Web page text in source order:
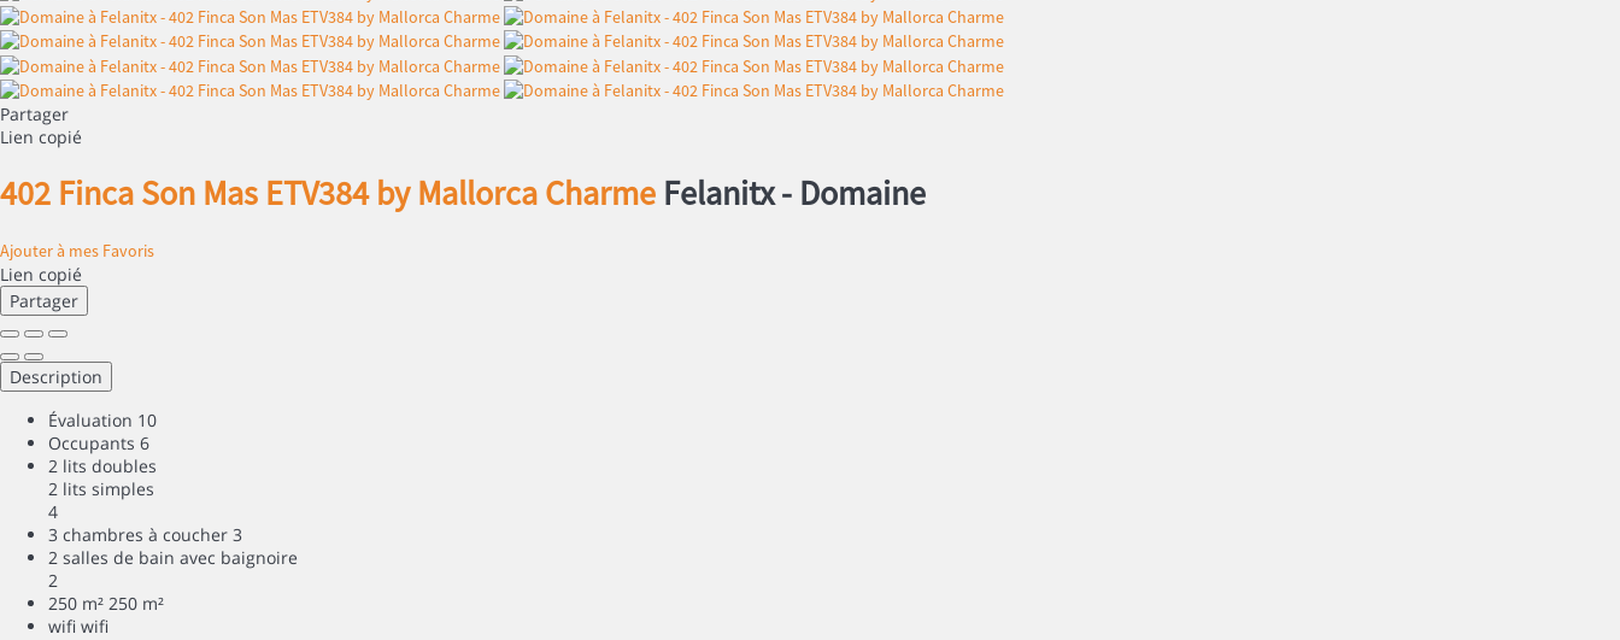
Partager
Lien copié
402 Finca Son Mas ETV384 by Mallorca Charme Felanitx - Domaine
Ajouter à mes Favoris
Lien copié
Partager
Description
Évaluation 10
Occupants 6
2 lits doubles
2 lits simples
4
3 chambres à coucher 3
2 salles de bain avec baignoire
2
250 m² 250 m²
wifi wifi